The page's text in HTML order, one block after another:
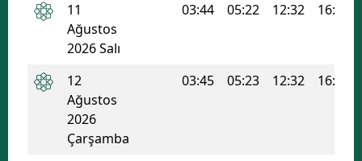
11
Ağustos
2026 Salı
03:44 05:22 12:32 16:23
12
Ağustos
2026
Çarşamba
03:45 05:23 12:32 16:22